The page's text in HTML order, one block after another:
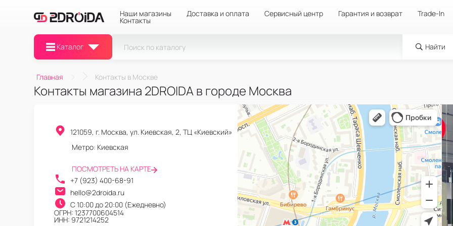
Наши магазины Доставка и оплата Сервисный центр Гарантия и возврат Trade-In
Контакты
Каталог Найти
Главная Контакты в Москве
Контакты магазина 2DROIDA в городе Москва
121059, г. Москва, ул. Киевская, 2, ТЦ «Киевский»
Метро: Киевская
ПОСМОТРЕТЬ НА КАРТЕ
+7 (923) 400-68-91
hello@2droida.ru
C 10:00 до 20:00 (Ежедневно)
ОГРН: 1237700604514
ИНН: 9721214252